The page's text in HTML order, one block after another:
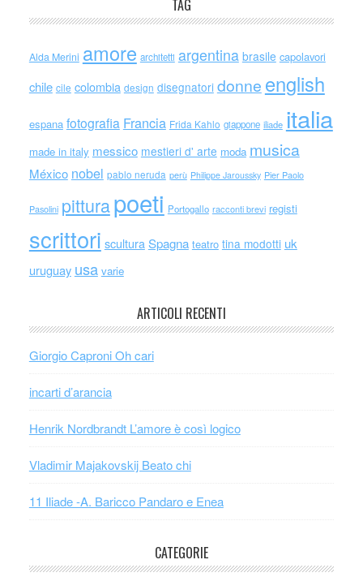
TAG
Alda Merini amore architetti argentina brasile capolavori
chile cile colombia design disegnatori donne english
espana fotografia Francia Frida Kahlo giappone iliade italia
made in italy messico mestieri d' arte moda musica
México nobel pablo neruda perù Philippe Jaroussky Pier Paolo
Pasolini pitturapoeti Portogallo racconti brevi registi
scrittori scultura Spagna teatro tina modotti uk
uruguay usa varie
ARTICOLI RECENTI
Giorgio Caproni Oh cari
incarti d’arancia
Henrik Nordbrandt L’amore è così logico
Vladimir Majakovskij Beato chi
11 Iliade -A. Baricco Pandaro e Enea
CATEGORIE